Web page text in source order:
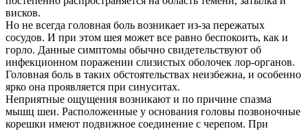
висков.
Но не всегда головная боль возникает из-за пережатых
сосудов. И при этом шея может все равно беспокоить, как и
горло. Данные симптомы обычно свидетельствуют об
инфекционном поражении слизистых оболочек лор-органов.
Головная боль в таких обстоятельствах неизбежна, и особенно
ярко она проявляется при синуситах.
Неприятные ощущения возникают и по причине спазма
мышц шеи. Расположенные у основания головы позвоночные
корешки имеют подвижное соединение с черепом. При